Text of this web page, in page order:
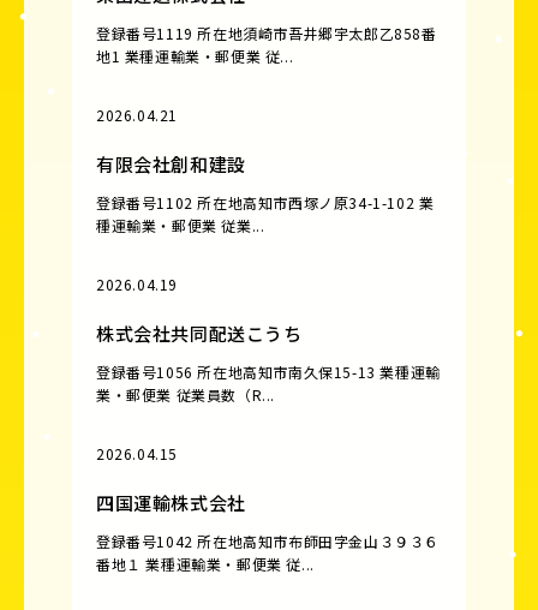
登録番号1119 所在地須崎市吾井郷宇太郎乙858番
地1 業種運輸業・郵便業 従...
2026.04.21
有限会社創和建設
登録番号1102 所在地高知市西塚ノ原34-1-102 業
種運輸業・郵便業 従業...
2026.04.19
株式会社共同配送こうち
登録番号1056 所在地高知市南久保15-13 業種運輸
業・郵便業 従業員数（R...
2026.04.15
四国運輸株式会社
登録番号1042 所在地高知市布師田字金山３９３６
番地１ 業種運輸業・郵便業 従...